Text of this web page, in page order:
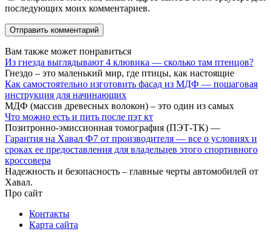
последующих моих комментариев.
Вам также может понравиться
Из гнезда выглядывают 4 клювика — сколько там птенцов?
Гнездо – это маленький мир, где птицы, как настоящие
Как самостоятельно изготовить фасад из МДФ — пошаговая
инструкция для начинающих
МДФ (массив древесных волокон) – это один из самых
Что можно есть и пить после пэт кт
Позитронно-эмиссионная томография (ПЭТ-ТК) —
Гарантия на Хавал Ф7 от производителя — все о условиях и
сроках ее предоставления для владельцев этого спортивного
кроссовера
Надежность и безопасность – главные черты автомобилей от
Хавал.
Про сайт
Контакты
Карта сайта